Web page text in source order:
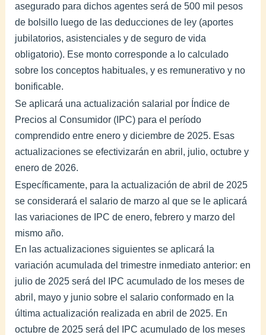
asegurado para dichos agentes será de 500 mil pesos
de bolsillo luego de las deducciones de ley (aportes
jubilatorios, asistenciales y de seguro de vida
obligatorio). Ese monto corresponde a lo calculado
sobre los conceptos habituales, y es remunerativo y no
bonificable.
Se aplicará una actualización salarial por Índice de
Precios al Consumidor (IPC) para el período
comprendido entre enero y diciembre de 2025. Esas
actualizaciones se efectivizarán en abril, julio, octubre y
enero de 2026.
Específicamente, para la actualización de abril de 2025
se considerará el salario de marzo al que se le aplicará
las variaciones de IPC de enero, febrero y marzo del
mismo año.
En las actualizaciones siguientes se aplicará la
variación acumulada del trimestre inmediato anterior: en
julio de 2025 será del IPC acumulado de los meses de
abril, mayo y junio sobre el salario conformado en la
última actualización realizada en abril de 2025. En
octubre de 2025 será del IPC acumulado de los meses